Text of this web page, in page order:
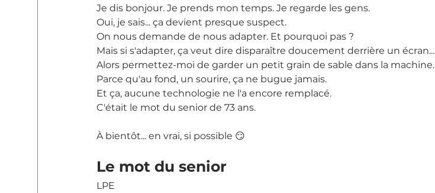
Je dis bonjour. Je prends mon temps. Je regarde les gens.
Oui, je sais... ça devient presque suspect.
On nous demande de nous adapter. Et pourquoi pas ?
Mais si s'adapter, ça veut dire disparaître doucement derrière un écran...
Alors permettez-moi de garder un petit grain de sable dans la machine.
Parce qu'au fond, un sourire, ça ne bugue jamais.
Et ça, aucune technologie ne l'a encore remplacé.
C'était le mot du senior de 73 ans.
À bientôt... en vrai, si possible 😏
Le mot du senior
LPE